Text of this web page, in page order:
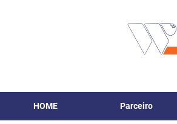
HOME Parceiro